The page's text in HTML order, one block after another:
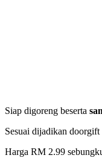
Siap digoreng beserta
Sesuai dijadikan
Harga RM 2.99